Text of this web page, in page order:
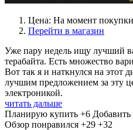
Цена: На момент
Перейти в магазин
Уже пару недель ищу лучший
терабайта. Есть множество
Вот так я и наткнулся на этот
лучшим предложением за эту
электроникой.
читать дальше
Планирую купить +6 Добавить
Обзор понравился +29 +32